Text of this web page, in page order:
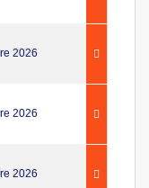
2026
2026
2026